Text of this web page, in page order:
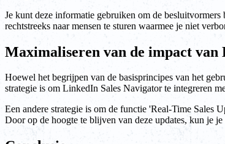
Je kunt deze informatie gebruiken om de
rechtstreeks naar mensen te sturen waarmee je niet
Maximaliseren van de impact
Hoewel het begrijpen van de basisprincipes van het
strategie is om LinkedIn Sales Navigator te integreren
Een andere strategie is om de functie 'Real-Time Sales
Door op de hoogte te blijven van deze updates, kun je